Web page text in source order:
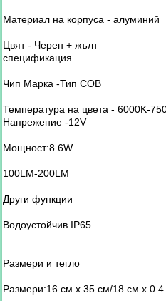
Материал на корпуса - алуминий
Цвят - Черен + жълт
спецификация
Чип Марка -Тип COB
Температура на цвета - 6000K-
Напрежение -12V
Мощност:8.6W
100LM-200LM
Други функции
Водоустойчив IP65
Размери и тегло
Размери:16 см х 35 см/18 см х 0.4